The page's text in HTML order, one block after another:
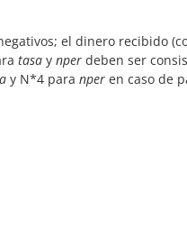
el dinero recibido
tasa y nper deben ser
y N*4 para nper en caso de